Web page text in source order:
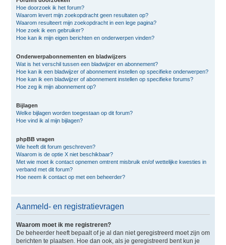
Hoe doorzoek ik het forum?
Waarom levert mijn zoekopdracht geen resultaten op?
Waarom resulteert mijn zoekopdracht in een lege pagina?
Hoe zoek ik een gebruiker?
Hoe kan ik mijn eigen berichten en onderwerpen vinden?
Onderwerpabonnementen en bladwijzers
Wat is het verschil tussen een bladwijzer en abonnement?
Hoe kan ik een bladwijzer of abonnement instellen op specifieke onderwerpen?
Hoe kan ik een bladwijzer of abonnement instellen op specifieke forums?
Hoe zeg ik mijn abonnement op?
Bijlagen
Welke bijlagen worden toegestaan op dit forum?
Hoe vind ik al mijn bijlagen?
phpBB vragen
Wie heeft dit forum geschreven?
Waarom is de optie X niet beschikbaar?
Met wie moet ik contact opnemen omtrent misbruik en/of wettelijke kwesties in
verband met dit forum?
Hoe neem ik contact op met een beheerder?
Aanmeld- en registratievragen
Waarom moet ik me registreren?
De beheerder heeft bepaalt of je al dan niet geregistreerd moet zijn om
berichten te plaatsen. Hoe dan ook, als je geregistreerd bent kun je